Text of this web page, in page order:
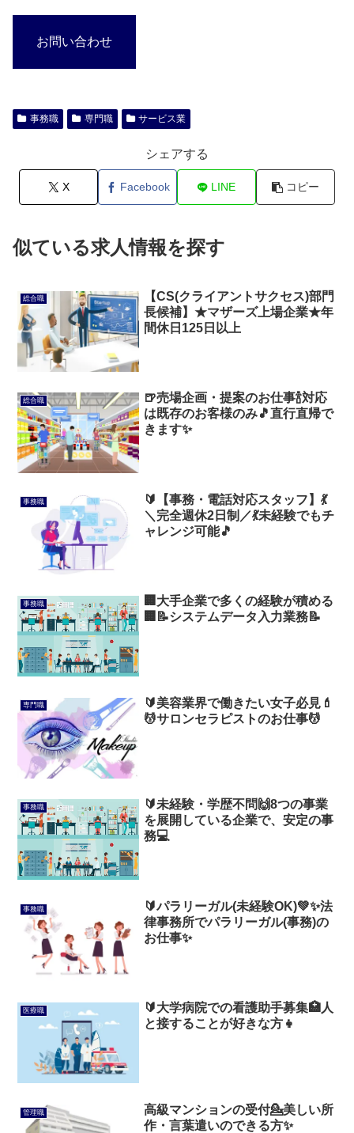
お問い合わせ
事務職 専門職 サービス業
シェアする
X Facebook LINE コピー
似ている求人情報を探す
総合職
【CS(クライアントサクセス)部門
長候補】★マザーズ上場企業★年
間休日125日以上
総合職
🍺売場企画・提案のお仕事🍾対応
は既存のお客様のみ🎵直行直帰で
きます✨
事務職
🔰【事務・電話対応スタッフ】💃
＼完全週休2日制／💃未経験でもチ
ャレンジ可能🎵
事務職
🏢大手企業で多くの経験が積める
🏢📝システムデータ入力業務📝
専門職
🔰美容業界で働きたい女子必見💄
💆サロンセラピストのお仕事💆
事務職
🔰未経験・学歴不問🙌8つの事業
を展開している企業で、安定の事
務💻
事務職
🔰パラリーガル(未経験OK)💚✨法
律事務所でパラリーガル(事務)の
お仕事✨
医療職
🔰大学病院での看護助手募集🏥人
と接することが好きな方👧
管理職
高級マンションの受付💁美しい所
作・言葉遣いのできる方✨